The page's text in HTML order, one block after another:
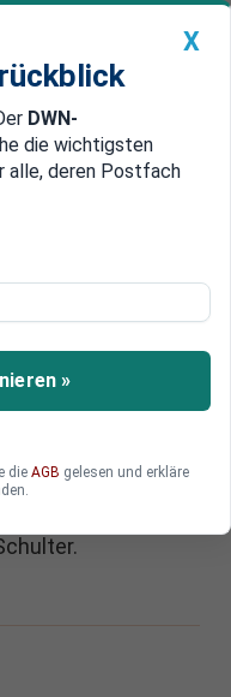
Premium
China
über
Euro für die
der
vereinbar sei.
X
DWN-
die wichtigsten
alle, deren Postfach
»
die AGB gelesen und erkläre